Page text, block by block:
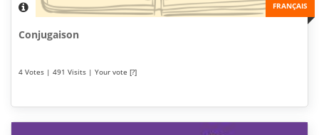
FRANÇAIS
Conjugaison
4 Votes | 491 Visits | Your vote [?]